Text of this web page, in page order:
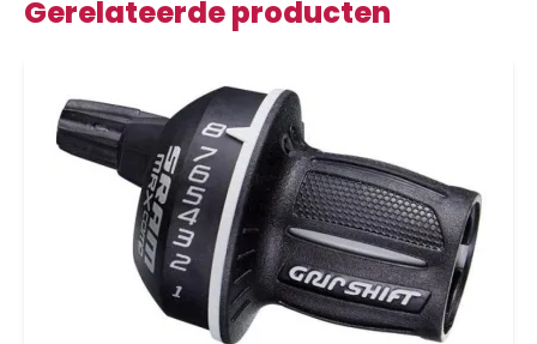
Gerelateerde producten